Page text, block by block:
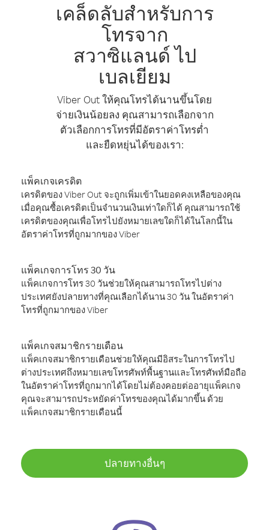
เคล็ดลับสำหรับการ
โทรจาก
สวาซิแลนด์ ไป
เบลเยียม
Viber Out ให้คุณโทรได้นานขึ้นโดย
จ่ายเงินน้อยลง คุณสามารถเลือกจาก
ตัวเลือกการโทรที่มีอัตราค่าโทรต่ำ
และยืดหยุ่นได้ของเรา:
แพ็คเกจเครดิต
เครดิตของ Viber Out จะถูกเพิ่มเข้าในยอดคงเหลือของคุณ
เมื่อคุณซื้อเครดิตเป็นจำนวนเงินเท่าใดก็ได้ คุณสามารถใช้
เครดิตของคุณเพื่อโทรไปยังหมายเลขใดก็ได้ในโลกนี้ใน
อัตราค่าโทรที่ถูกมากของ Viber
แพ็คเกจการโทร 30 วัน
แพ็คเกจการโทร 30 วันช่วยให้คุณสามารถโทรไปต่าง
ประเทศยังปลายทางที่คุณเลือกได้นาน 30 วัน ในอัตราค่า
โทรที่ถูกมากของ Viber
แพ็คเกจสมาชิกรายเดือน
แพ็คเกจสมาชิกรายเดือนช่วยให้คุณมีอิสระในการโทรไป
ต่างประเทศถึงหมายเลขโทรศัพท์พื้นฐานและโทรศัพท์มือถือ
ในอัตราค่าโทรที่ถูกมากได้โดยไม่ต้องคอยต่ออายุแพ็คเกจ
คุณจะสามารถประหยัดค่าโทรของคุณได้มากขึ้น ด้วย
แพ็คเกจสมาชิกรายเดือนนี้
ปลายทางอื่นๆ